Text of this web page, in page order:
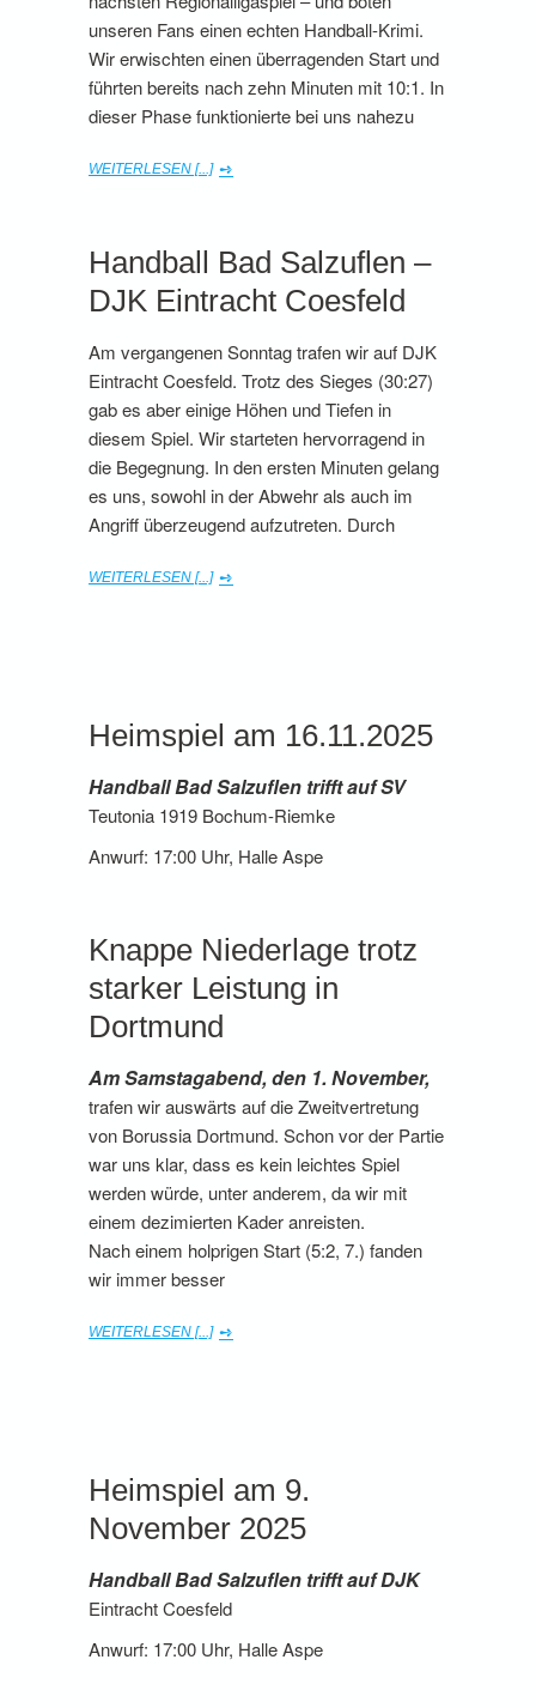
unseren Fans einen echten Handball-Krimi.
Wir erwischten einen überragenden Start und
führten bereits nach zehn Minuten mit 10:1. In
dieser Phase funktionierte bei uns nahezu
WEITERLESEN [...]
Handball Bad Salzuflen –
DJK Eintracht Coesfeld
Am vergangenen Sonntag trafen wir auf DJK
Eintracht Coesfeld. Trotz des Sieges (30:27)
gab es aber einige Höhen und Tiefen in
diesem Spiel. Wir starteten hervorragend in
die Begegnung. In den ersten Minuten gelang
es uns, sowohl in der Abwehr als auch im
Angriff überzeugend aufzutreten. Durch
WEITERLESEN [...]
Heimspiel am 16.11.2025
Handball Bad Salzuflen trifft auf SV
Teutonia 1919 Bochum-Riemke
Anwurf: 17:00 Uhr, Halle Aspe
Knappe Niederlage trotz
starker Leistung in
Dortmund
Am Samstagabend, den 1. November,
trafen wir auswärts auf die Zweitvertretung
von Borussia Dortmund. Schon vor der Partie
war uns klar, dass es kein leichtes Spiel
werden würde, unter anderem, da wir mit
einem dezimierten Kader anreisten.
Nach einem holprigen Start (5:2, 7.) fanden
wir immer besser
WEITERLESEN [...]
Heimspiel am 9.
November 2025
Handball Bad Salzuflen trifft auf DJK
Eintracht Coesfeld
Anwurf: 17:00 Uhr, Halle Aspe